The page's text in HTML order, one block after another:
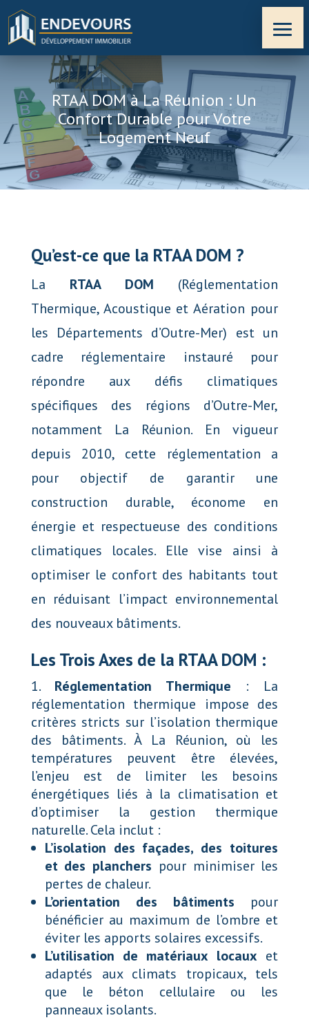
RTAA DOM à La Réunion : Un
Confort Durable pour Votre
Logement Neuf
Qu’est-ce que la RTAA DOM ?
La RTAA DOM (Réglementation
Thermique, Acoustique et Aération pour
les Départements d’Outre-Mer) est un
cadre réglementaire instauré pour
répondre aux défis climatiques
spécifiques des régions d’Outre-Mer,
notamment La Réunion. En vigueur
depuis 2010, cette réglementation a
pour objectif de garantir une
construction durable, économe en
énergie et respectueuse des conditions
climatiques locales. Elle vise ainsi à
optimiser le confort des habitants tout
en réduisant l’impact environnemental
des nouveaux bâtiments.
Les Trois Axes de la RTAA DOM :
Réglementation Thermique : La
réglementation thermique impose des
critères stricts sur l’isolation thermique
des bâtiments. À La Réunion, où les
températures peuvent être élevées,
l’enjeu est de limiter les besoins
énergétiques liés à la climatisation et
d’optimiser la gestion thermique
naturelle. Cela inclut :
L’isolation des façades, des toitures
et des planchers pour minimiser les
pertes de chaleur.
L’orientation des bâtiments pour
bénéficier au maximum de l’ombre et
éviter les apports solaires excessifs.
L’utilisation de matériaux locaux et
adaptés aux climats tropicaux, tels
que le béton cellulaire ou les
panneaux isolants.